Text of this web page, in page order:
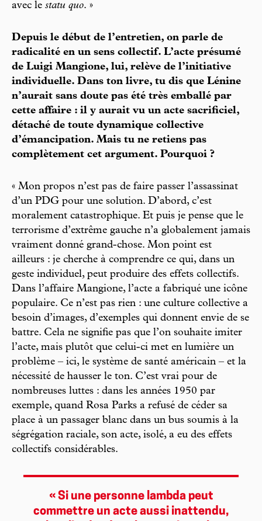
avec le statu quo. »
Depuis le début de l’entretien, on parle de
radicalité en un sens collectif. L’acte présumé
de Luigi Mangione, lui, relève de l’initiative
individuelle. Dans ton livre, tu dis que Lénine
n’aurait sans doute pas été très emballé par
cette affaire : il y aurait vu un acte sacrificiel,
détaché de toute dynamique collective
d’émancipation. Mais tu ne retiens pas
complètement cet argument. Pourquoi ?
« Mon propos n’est pas de faire passer l’assassinat
d’un PDG pour une solution. D’abord, c’est
moralement catastrophique. Et puis je pense que le
terrorisme d’extrême gauche n’a globalement jamais
vraiment donné grand-chose. Mon point est
ailleurs : je cherche à comprendre ce qui, dans un
geste individuel, peut produire des effets collectifs.
Dans l’affaire Mangione, l’acte a fabriqué une icône
populaire. Ce n’est pas rien : une culture collective a
besoin d’images, d’exemples qui donnent envie de se
battre. Cela ne signifie pas que l’on souhaite imiter
l’acte, mais plutôt que celui-ci met en lumière un
problème – ici, le système de santé américain – et la
nécessité de hausser le ton. C’est vrai pour de
nombreuses luttes : dans les années 1950 par
exemple, quand Rosa Parks a refusé de céder sa
place à un passager blanc dans un bus soumis à la
ségrégation raciale, son acte, isolé, a eu des effets
collectifs considérables.
« Si une personne lambda peut
commettre un acte aussi inattendu,